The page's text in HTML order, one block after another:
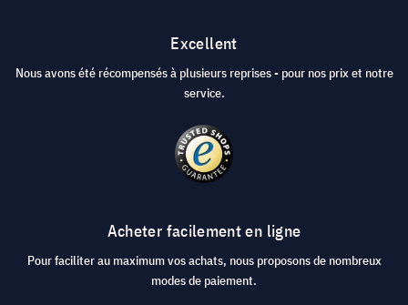
Excellent
Nous avons été récompensés à plusieurs reprises - pour nos prix et notre
service.
Acheter facilement en ligne
Pour faciliter au maximum vos achats, nous proposons de nombreux
modes de paiement.